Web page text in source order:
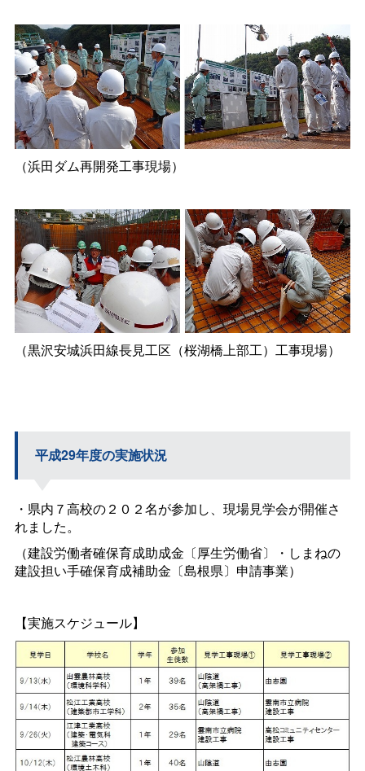
（浜田ダム再開発工事現場）
（黒沢安城浜田線長見工区（桜湖橋上部工）工事現場）
平成29年度の実施状況
・県内７高校の２０２名が参加し、現場見学会が開催さ
れました。
（建設労働者確保育成助成金〔厚生労働省〕・しまねの
建設担い手確保育成補助金〔島根県〕申請事業）
【実施スケジュール】